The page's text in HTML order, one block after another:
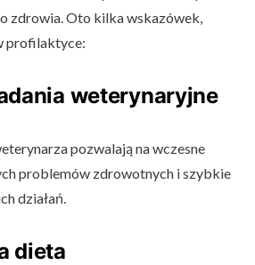
zdrowia. Oto kilka wskazówek,
profilaktyce:
weterynaryjne
pozwalają na wczesne
problemów zdrowotnych i szybkie
działań.
dieta